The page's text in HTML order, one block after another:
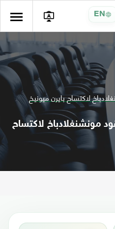
EN
لاكتساح بايرن ميونيخ
مونشنغلادباخ لاكتساح